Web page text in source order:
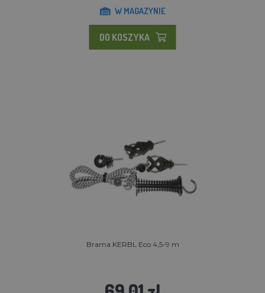
W MAGAZYNIE
DO KOSZYKA
Brama KERBL Eco 4,5-9 m